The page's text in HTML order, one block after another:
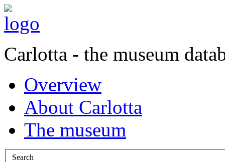
Carlotta - the museum
Overview
About Carlotta
The museum
Search